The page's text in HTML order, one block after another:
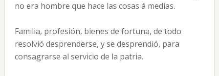
no era hombre que hace las cosas á medias.
Familia, profesión, bienes de fortuna, de todo
resolvió desprenderse, y se desprendió, para
consagrarse al servicio de la patria.